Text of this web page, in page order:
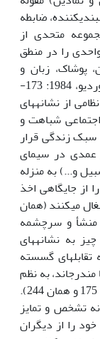
ضابطه
متحدی از
را در منطق
پوشاک، زبان و
حرکات و سکنات بدنی به نمایش می‏گذارد (بوردیو، 1984: 173-
از نظامی از نشانه‏های
شباهت و
سبک زندگی قرار
عمدی در سیمای
و...) به منزله
از جایگاهی اخذ
می‏کنند (همان
منشأ و سرچشمه
به نشانه‏های
گسسته
به نظم
نمادین تمایزهای معنادار تبدیل می‏کند (همان، 175 و همان 244).
تشخص و تمایز
را از دیگران